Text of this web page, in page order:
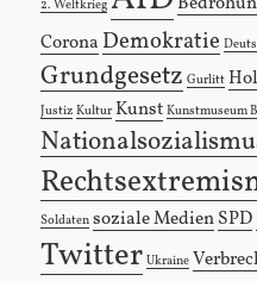
2. Weltkrieg
Corona Demokratie
Grundgesetz Gurlitt
Justiz Kultur Kunst Kunstmuseum
Soldaten soziale Medien SPD
Twitter Ukraine